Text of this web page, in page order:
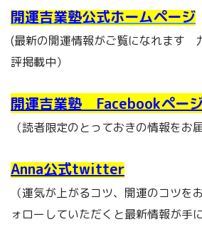
開運吉業塾公式ホームページ
(最新の開運情報がご覧になれます
評掲載中）
開運吉業塾 Facebookペー
（読者限定のとっておきの情報をお
Anna公式twitter
（運気が上がるコツ、開運のコツ
ォローしていただくと最新情報が手